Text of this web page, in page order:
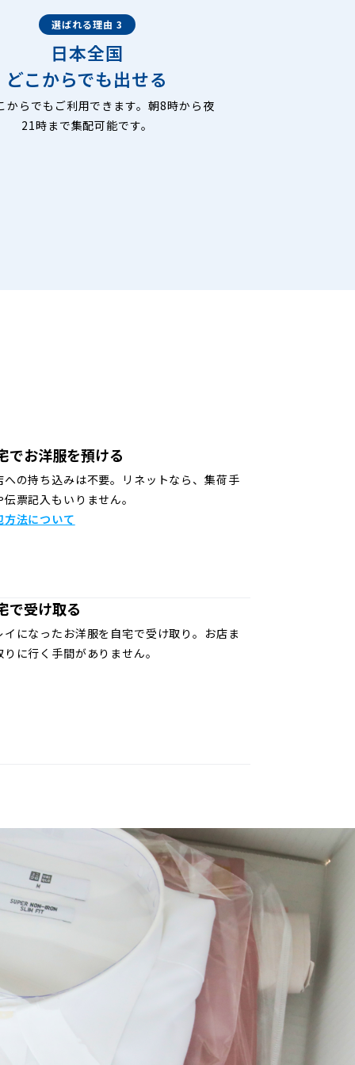
選ばれる理由 3
日本全国
どこからでも出せる
からでもご利用できます。朝8時から夜
21時まで集配可能です。
でお洋服を預ける
への持ち込みは不要。リネットなら、集荷手
伝票記入もいりません。
方法について
で受け取る
イになったお洋服を自宅で受け取り。お店ま
りに行く手間がありません。